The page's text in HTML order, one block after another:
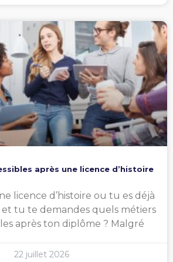
après une licence d’histoire
licence d’histoire ou tu es déjà
tu te demandes quels métiers
après ton diplôme ? Malgré
22 juillet 2026